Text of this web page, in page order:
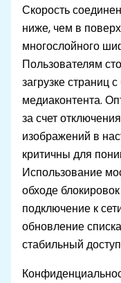
Скорость
ниже, чем в
многослойного
Пользователям
загрузке страниц
медиаконтента.
за счет
изображений в
критичны для
Использование
обходе
подключение к
обновление
стабильный